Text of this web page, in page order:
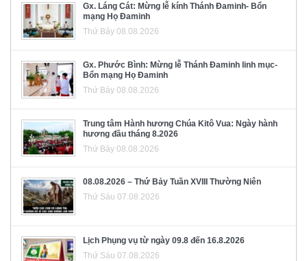
Gx. Láng Cát: Mừng lễ kính Thánh Đaminh- Bổn
mạng Họ Đaminh
Thứ Bảy 08.08.2026
Gx. Phước Bình: Mừng lễ Thánh Đaminh linh mục-
Bổn mạng Họ Đaminh
Thứ Bảy 08.08.2026
Trung tâm Hành hương Chúa Kitô Vua: Ngày hành
hương đầu tháng 8.2026
Thứ Bảy 08.08.2026
08.08.2026 – Thứ Bảy Tuần XVIII Thường Niên
Thứ Sáu 07.08.2026
Lịch Phụng vụ từ ngày 09.8 đến 16.8.2026
Thứ Sáu 07.08.2026